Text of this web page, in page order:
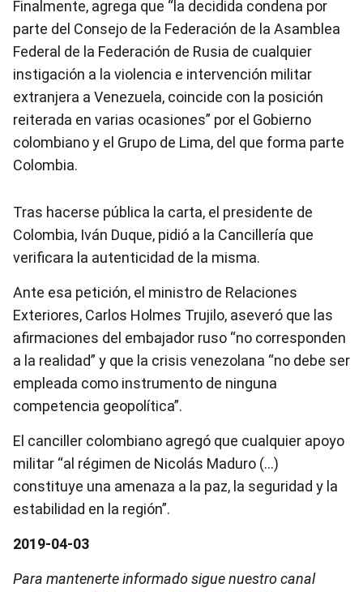
Finalmente, agrega que “la decidida condena por
parte del Consejo de la Federación de la Asamblea
Federal de la Federación de Rusia de cualquier
instigación a la violencia e intervención militar
extranjera a Venezuela, coincide con la posición
reiterada en varias ocasiones” por el Gobierno
colombiano y el Grupo de Lima, del que forma parte
Colombia.
Tras hacerse pública la carta, el presidente de
Colombia, Iván Duque, pidió a la Cancillería que
verificara la autenticidad de la misma.
Ante esa petición, el ministro de Relaciones
Exteriores, Carlos Holmes Trujilo, aseveró que las
afirmaciones del embajador ruso “no corresponden
a la realidad” y que la crisis venezolana “no debe ser
empleada como instrumento de ninguna
competencia geopolítica”.
El canciller colombiano agregó que cualquier apoyo
militar “al régimen de Nicolás Maduro (…)
constituye una amenaza a la paz, la seguridad y la
estabilidad en la región”.
2019-04-03
Para mantenerte informado sigue nuestro canal